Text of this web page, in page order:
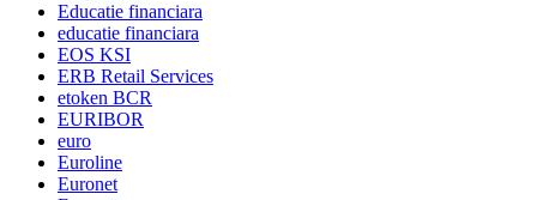
Educatie financiara
educatie financiara
EOS KSI
ERB Retail Services
etoken BCR
EURIBOR
euro
Euroline
Euronet